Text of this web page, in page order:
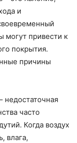
и
могут привести к
покрытия.
причины
недостаточная
часто
Когда воздух
влага,